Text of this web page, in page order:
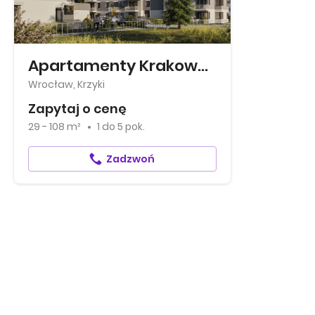
Apartamenty Krakowska
Wrocław, Krzyki
Zapytaj o cenę
29 - 108 m² 1 do 5 pok.
Zadzwoń